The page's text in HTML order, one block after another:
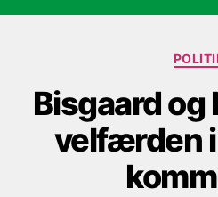
Bisgaard og
velfærden